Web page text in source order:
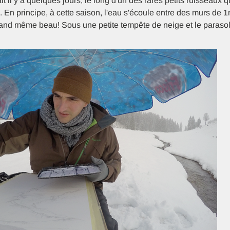
En principe, à cette saison, l'eau s'écoule entre des murs de
même beau! Sous une petite tempête de neige et le